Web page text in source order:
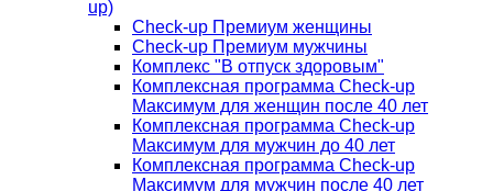
up)
Check-up Премиум женщины
Check-up Премиум мужчины
Комплекс "В отпуск здоровым"
Комплексная программа Check-up
Максимум для женщин после 40 лет
Комплексная программа Check-up
Максимум для мужчин до 40 лет
Комплексная программа Check-up
Максимум для мужчин после 40 лет